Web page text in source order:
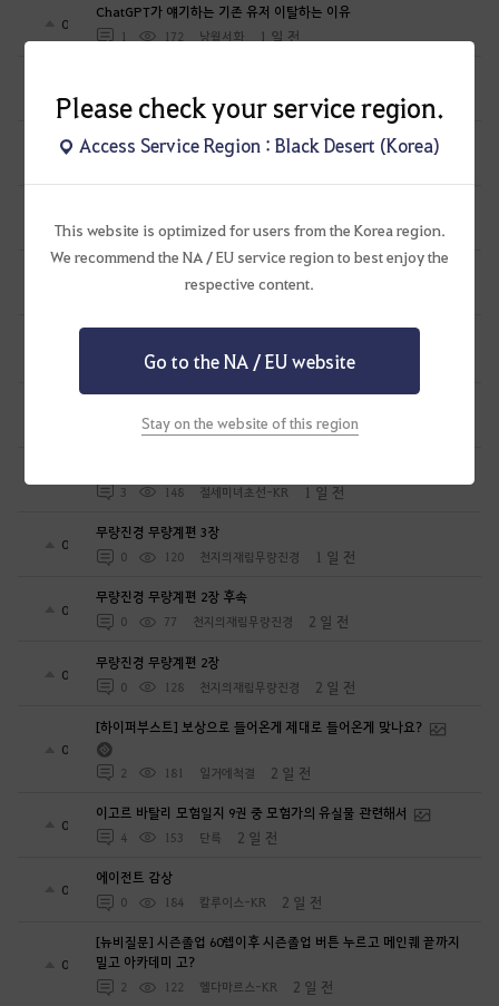
Please check your service region.
Access Service Region : Black Desert (Korea)
This website is optimized for users from the Korea region.
We recommend the NA / EU service region to best enjoy the
respective content.
Go to the NA / EU website
Stay on the website of this region
0
ChatGPT가 얘기하는 기존 유저 이탈하는 이유
1 172 낭월서화 1 일 전
0 89 담금소주 1 일 전
0
썬 온라인 역대급 이벤트
0 88 담금소주 1 일 전
너무늙었다 1 일 전
하이퍼부스트&올비아아카데미 대표캐릭 변경 문의드립니다
70 하히호헤호 1 일 전
183 아시드라누대 1 일 전
3 148 절세미녀초선-KR 1 일 전
0
무량진경 무량계편 3장
0 120 천지의재림무량진경 1 일 전
0
무량진경 무량계편 2장 후속
0 77 천지의재림무량진경 2 일 전
0
무량진경 무량계편 2장
0 128 천지의재림무량진경 2 일 전
0
[하이퍼부스트] 보상으로 들어온게 제대로 들어온게 맞나요?
2 181 일거에척결 2 일 전
0
이고르 바탈리 모험일지 9권 중 모험가의 유실물 관련해서
4 153 단륵 2 일 전
0
에이전트 감상
0 184 칼루이스-KR 2 일 전
0
[뉴비질문] 시즌졸업 60렙이후 시즌졸업 버튼 누르고 메인퀘 끝까지
밀고 아카데미 고?
2 122 헬다마르스-KR 2 일 전